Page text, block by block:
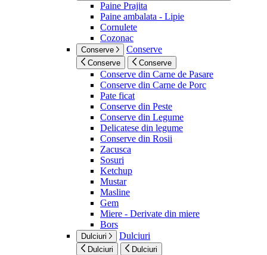
Paine Prajita
Paine ambalata - Lipie
Cornulete
Cozonac
Conserve Conserve
Conserve Conserve
Conserve din Carne de Pasare
Conserve din Carne de Porc
Pate ficat
Conserve din Peste
Conserve din Legume
Delicatese din legume
Conserve din Rosii
Zacusca
Sosuri
Ketchup
Mustar
Masline
Gem
Miere - Derivate din miere
Bors
Dulciuri Dulciuri
Dulciuri Dulciuri